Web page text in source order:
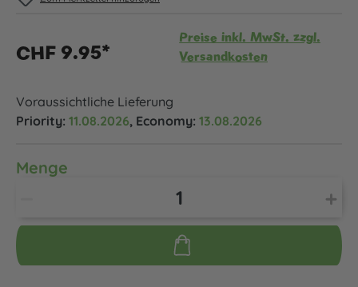
CHF 9.95*
Preise inkl. MwSt. zzgl.
Versandkosten
Voraussichtliche Lieferung
Priority: 11.08.2026, Economy: 13.08.2026
Menge